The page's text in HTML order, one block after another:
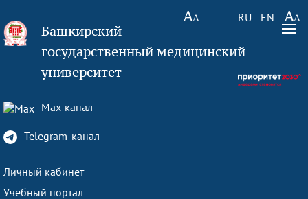
RU EN
Башкирский
государственный медицинский
университет
Max-канал
Telegram-канал
Личный кабинет
Учебный портал